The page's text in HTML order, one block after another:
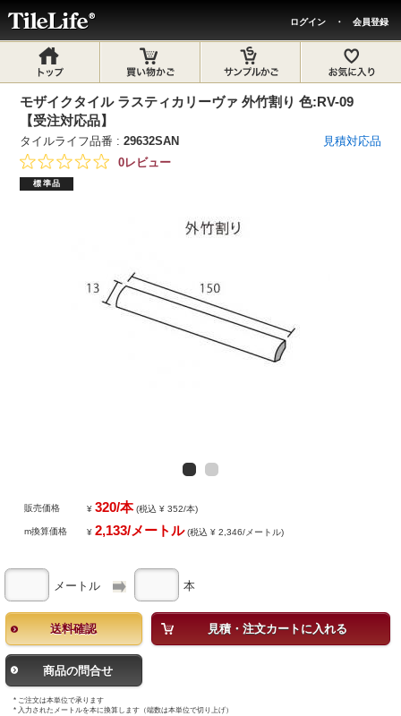
ログイン ・ 会員登録
モザイクタイル ラスティカリーヴァ 外竹割り 色:RV-09
【受注対応品】
タイルライフ品番 :29632SAN
見積対応品
0レビュー
標準品
販売価格 ¥320/本(税込 ¥ 352/本)
m換算価格 ¥2,133/メートル(税込 ¥ 2,346/メートル)
メートル 本
送料確認 見積・注文カートに入れる
商品の問合せ
* ご注文は本単位で承ります
* 入力されたメートルを本に換算します（端数は本単位で切り上げ）